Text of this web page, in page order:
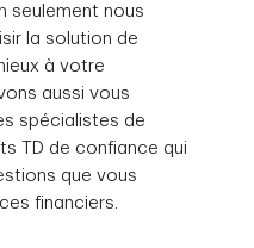
votre entreprise
mesure de votre
également de
approche
traitement des
aux
seulement nous
la solution de
à votre
aussi vous
spécialistes de
TD de confiance qui
que vous
financiers.